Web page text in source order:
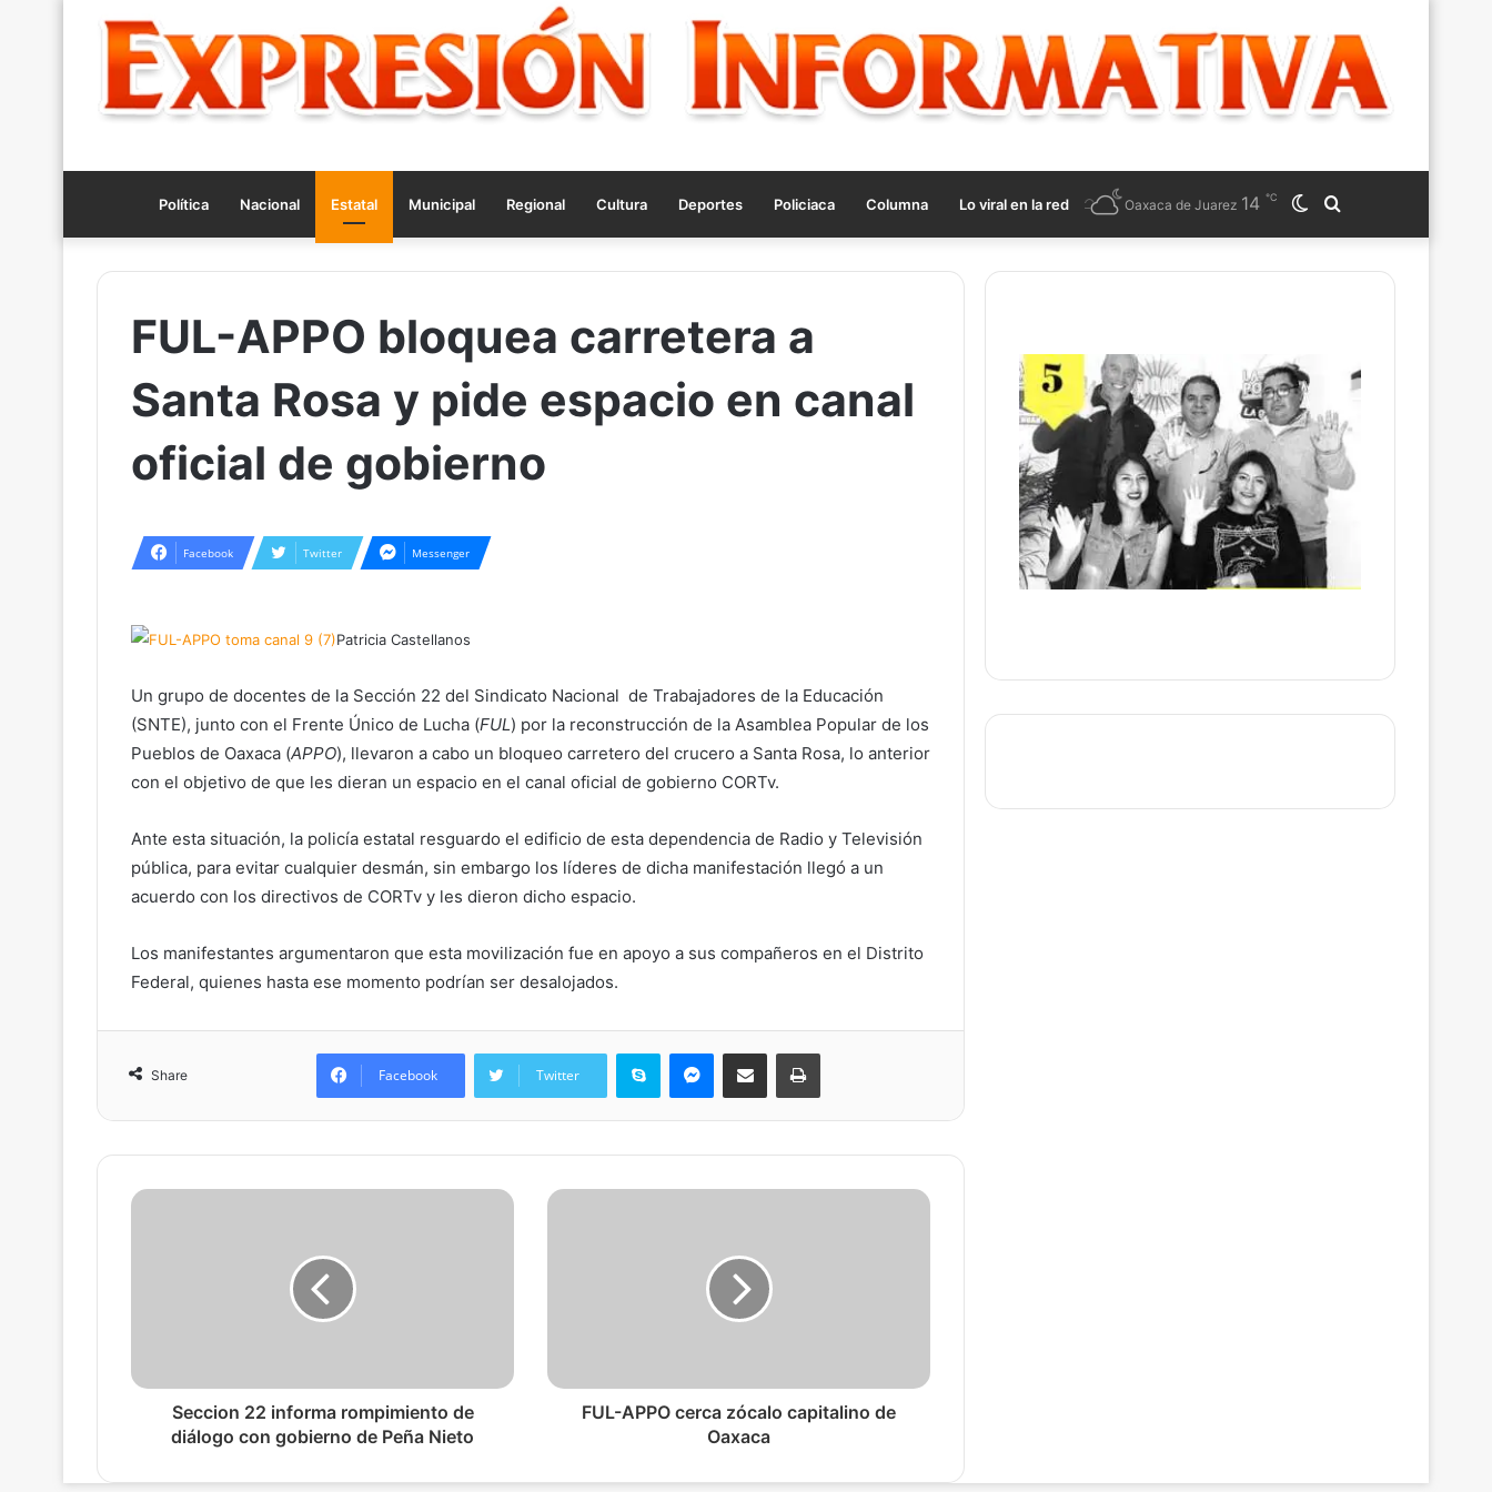
Política Nacional Estatal Municipal Regional Cultura Deportes Policiaca Columna Lo viral en la red
for
Switch
skin
Oaxaca de Juarez 14 ℃
FUL-APPO bloquea carretera a
Santa Rosa y pide espacio en canal
oficial de gobierno
Facebook Twitter Messenger
Patricia Castellanos
Un grupo de docentes de la Sección 22 del Sindicato Nacional de Trabajadores de la Educación
(SNTE), junto con el Frente Único de Lucha (FUL) por la reconstrucción de la Asamblea Popular de los
Pueblos de Oaxaca (APPO), llevaron a cabo un bloqueo carretero del crucero a Santa Rosa, lo anterior
con el objetivo de que les dieran un espacio en el canal oficial de gobierno CORTv.
Ante esta situación, la policía estatal resguardo el edificio de esta dependencia de Radio y Televisión
pública, para evitar cualquier desmán, sin embargo los líderes de dicha manifestación llegó a un
acuerdo con los directivos de CORTv y les dieron dicho espacio.
Los manifestantes argumentaron que esta movilización fue en apoyo a sus compañeros en el Distrito
Federal, quienes hasta ese momento podrían ser desalojados.
Share Facebook Twitter
Skype Messenger
Share via Email Print
Seccion 22 informa rompimiento de
diálogo con gobierno de Peña Nieto
FUL-APPO cerca zócalo capitalino de
Oaxaca